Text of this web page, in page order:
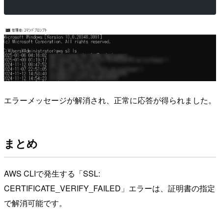
エラーメッセージが解消され、正常に応答が得られました。
まとめ
AWS CLIで発生する「SSL:
CERTIFICATE_VERIFY_FAILED」エラーは、証明書の指定
で解消可能です。